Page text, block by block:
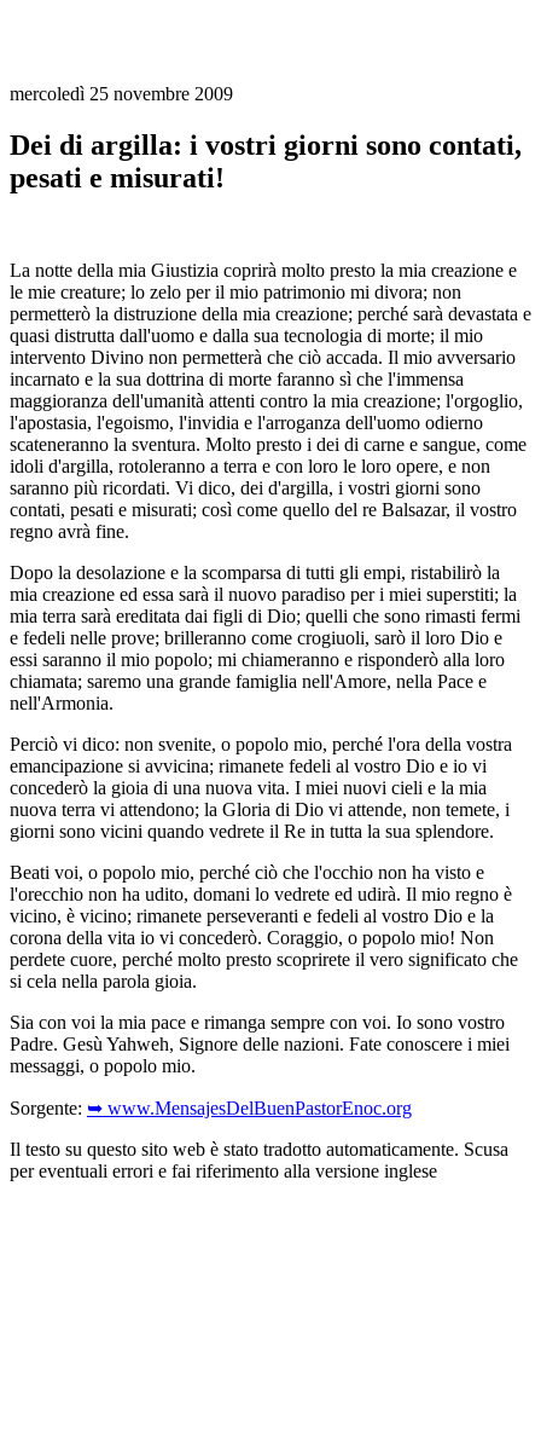
mercoledì 25 novembre 2009
Dei di argilla: i vostri giorni sono contati,
pesati e misurati!
La notte della mia Giustizia coprirà molto presto la mia creazione e
le mie creature; lo zelo per il mio patrimonio mi divora; non
permetterò la distruzione della mia creazione; perché sarà devastata e
quasi distrutta dall'uomo e dalla sua tecnologia di morte; il mio
intervento Divino non permetterà che ciò accada. Il mio avversario
incarnato e la sua dottrina di morte faranno sì che l'immensa
maggioranza dell'umanità attenti contro la mia creazione; l'orgoglio,
l'apostasia, l'egoismo, l'invidia e l'arroganza dell'uomo odierno
scateneranno la sventura. Molto presto i dei di carne e sangue, come
idoli d'argilla, rotoleranno a terra e con loro le loro opere, e non
saranno più ricordati. Vi dico, dei d'argilla, i vostri giorni sono
contati, pesati e misurati; così come quello del re Balsazar, il vostro
regno avrà fine.
Dopo la desolazione e la scomparsa di tutti gli empi, ristabilirò la
mia creazione ed essa sarà il nuovo paradiso per i miei superstiti; la
mia terra sarà ereditata dai figli di Dio; quelli che sono rimasti fermi
e fedeli nelle prove; brilleranno come crogiuoli, sarò il loro Dio e
essi saranno il mio popolo; mi chiameranno e risponderò alla loro
chiamata; saremo una grande famiglia nell'Amore, nella Pace e
nell'Armonia.
Perciò vi dico: non svenite, o popolo mio, perché l'ora della vostra
emancipazione si avvicina; rimanete fedeli al vostro Dio e io vi
concederò la gioia di una nuova vita. I miei nuovi cieli e la mia
nuova terra vi attendono; la Gloria di Dio vi attende, non temete, i
giorni sono vicini quando vedrete il Re in tutta la sua splendore.
Beati voi, o popolo mio, perché ciò che l'occhio non ha visto e
l'orecchio non ha udito, domani lo vedrete ed udirà. Il mio regno è
vicino, è vicino; rimanete perseveranti e fedeli al vostro Dio e la
corona della vita io vi concederò. Coraggio, o popolo mio! Non
perdete cuore, perché molto presto scoprirete il vero significato che
si cela nella parola gioia.
Sia con voi la mia pace e rimanga sempre con voi. Io sono vostro
Padre. Gesù Yahweh, Signore delle nazioni. Fate conoscere i miei
messaggi, o popolo mio.
Sorgente: ➥ www.MensajesDelBuenPastorEnoc.org
Il testo su questo sito web è stato tradotto automaticamente. Scusa
per eventuali errori e fai riferimento alla versione inglese